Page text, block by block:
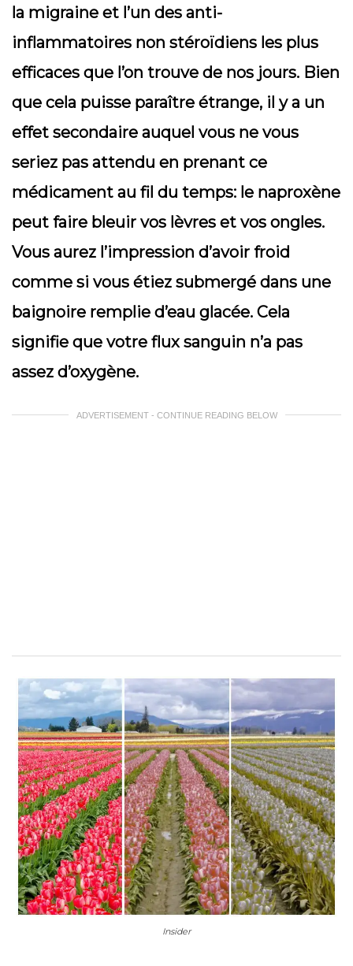
la migraine et l’un des anti-
inflammatoires non stéroïdiens les plus
efficaces que l’on trouve de nos jours. Bien
que cela puisse paraître étrange, il y a un
effet secondaire auquel vous ne vous
seriez pas attendu en prenant ce
médicament au fil du temps: le naproxène
peut faire bleuir vos lèvres et vos ongles.
Vous aurez l’impression d’avoir froid
comme si vous étiez submergé dans une
baignoire remplie d’eau glacée. Cela
signifie que votre flux sanguin n’a pas
assez d’oxygène.
ADVERTISEMENT - CONTINUE READING BELOW
Insider